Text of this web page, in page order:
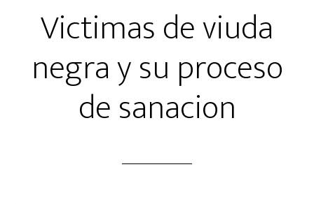
Victimas de viuda
negra y su proceso
de sanacion